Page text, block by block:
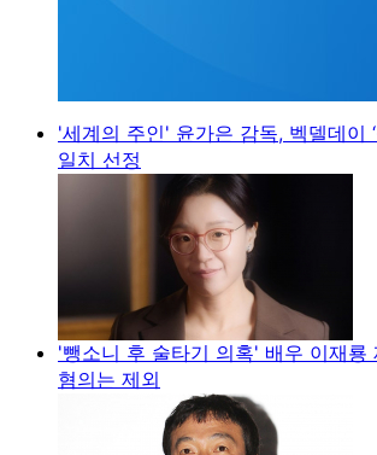
'세계의 주인' 윤가은 감독, 벡델데이
일치 선정
'뺑소니 후 술타기 의혹' 배우 이재룡
혐의는 제외